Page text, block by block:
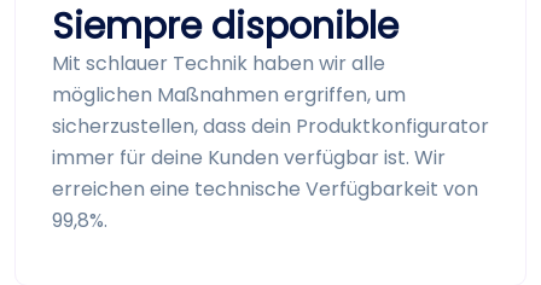
Siempre disponible
Mit schlauer Technik haben wir alle
möglichen Maßnahmen ergriffen, um
sicherzustellen, dass dein Produkt­konfigurator
immer für deine Kunden verfügbar ist. Wir
erreichen eine technische Verfügbarkeit von
99,8%.